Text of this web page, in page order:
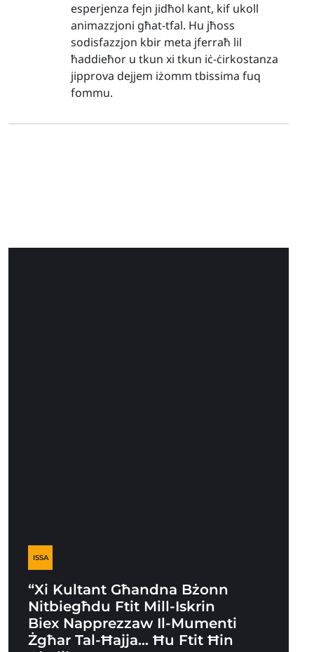
esperjenza fejn jidħol kant, kif ukoll
animazzjoni għat-tfal. Hu jħoss
sodisfazzjon kbir meta jferraħ lil
ħaddieħor u tkun xi tkun iċ-ċirkostanza
jipprova dejjem iżomm tbissima fuq
fommu.
ISSA
“Xi Kultant Għandna Bżonn
Nitbiegħdu Ftit Mill-Iskrin
Biex Napprezzaw Il-Mumenti
Żgħar Tal-Ħajja… Ħu Ftit Ħin